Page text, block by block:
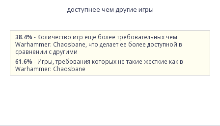
доступнее чем другие игры
38.4% - Количество игр еще более требовательных чем
Warhammer: Chaosbane, что делает ее более доступной в
сравнении с другими
61.6% - Игры, требования которых не такие жесткие как в
Warhammer: Chaosbane